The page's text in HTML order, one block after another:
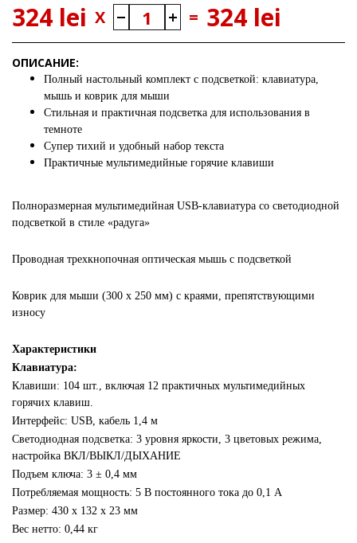
324 lei X = 324 lei
ОПИСАНИЕ:
Полный настольный комплект с подсветкой: клавиатура,
мышь и коврик для мыши
Стильная и практичная подсветка для использования в
темноте
Супер тихий и удобный набор текста
Практичные мультимедийные горячие клавиши
Полноразмерная мультимедийная USB-клавиатура со светодиодной
подсветкой в ​​стиле «радуга»
Проводная трехкнопочная оптическая мышь с подсветкой
Коврик для мыши (300 x 250 мм) с краями, препятствующими
износу
Характеристики
Клавиатура:
Клавиши: 104 шт., включая 12 практичных мультимедийных
горячих клавиш.
Интерфейс: USB, кабель 1,4 м
Светодиодная подсветка: 3 уровня яркости, 3 цветовых режима,
настройка ВКЛ/ВЫКЛ/ДЫХАНИЕ
Подъем ключа: 3 ± 0,4 мм
Потребляемая мощность: 5 В постоянного тока до 0,1 А
Размер: 430 х 132 х 23 мм
Вес нетто: 0,44 кг